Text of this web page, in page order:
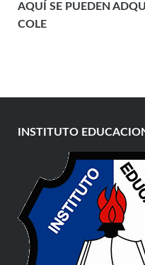
AQUÍ SE PUEDEN
COLE
INSTITUTO